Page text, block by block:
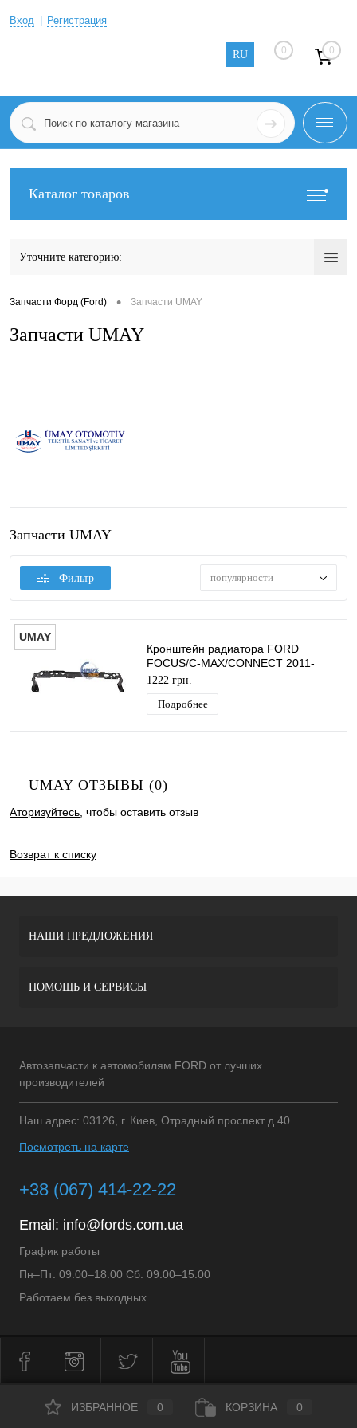
Вход Регистрация
RU 0 0
Каталог товаров
Уточните категорию:
Запчасти Форд (Ford) • Запчасти UMAY
Запчасти UMAY
Запчасти UMAY
Фильтр популярности
UMAY
Кронштейн радиатора FORD
FOCUS/C-MAX/CONNECT 2011-
UMAY
1222 грн.
Подробнее
UMAY ОТЗЫВЫ (0)
Аторизуйтесь , чтобы оставить отзыв
Возврат к списку
НАШИ ПРЕДЛОЖЕНИЯ
ПОМОЩЬ И СЕРВИСЫ
Автозапчасти к автомобилям FORD от лучших
производителей
Наш адрес: 03126, г. Киев, Отрадный проспект д.40
Посмотреть на карте
+38 (067) 414-22-22
Email: info@fords.com.ua
График работы
Пн–Пт: 09:00–18:00 Сб: 09:00–15:00
Работаем без выходных
ИЗБРАННОЕ 0 КОРЗИНА 0